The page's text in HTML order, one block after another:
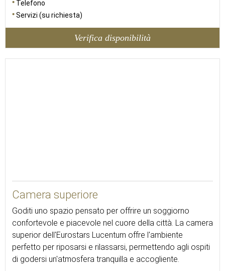
Telefono
Servizi (su richiesta)
Verifica disponibilità
Camera superiore
Goditi uno spazio pensato per offrire un soggiorno
confortevole e piacevole nel cuore della città. La camera
superior dell'Eurostars Lucentum offre l'ambiente
perfetto per riposarsi e rilassarsi, permettendo agli ospiti
di godersi un'atmosfera tranquilla e accogliente.